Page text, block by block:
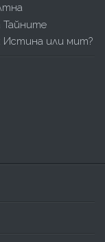
Тайните
Истина или мит?